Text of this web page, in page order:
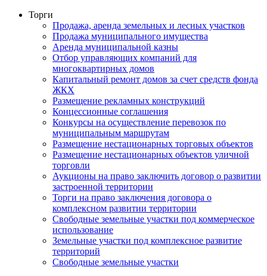
Торги
Продажа, аренда земельных и лесных участков
Продажа муниципального имущества
Аренда муниципальной казны
Отбор управляющих компаний для
многоквартирных домов
Капитальный ремонт домов за счет средств фонда
ЖКХ
Размещение рекламных конструкций
Концессионные соглашения
Конкурсы на осуществление перевозок по
муниципальным маршрутам
Размещение нестационарных торговых объектов
Размещение нестационарных объектов уличной
торговли
Аукционы на право заключить договор о развитии
застроенной территории
Торги на право заключения договора о
комплексном развитии территории
Свободные земельные участки под коммерческое
использование
Земельные участки под комплексное развитие
территорий
Свободные земельные участки